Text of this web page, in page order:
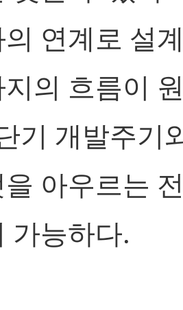
연계로 설
의 흐름이
기 개발주기
아우르는
가능하다.